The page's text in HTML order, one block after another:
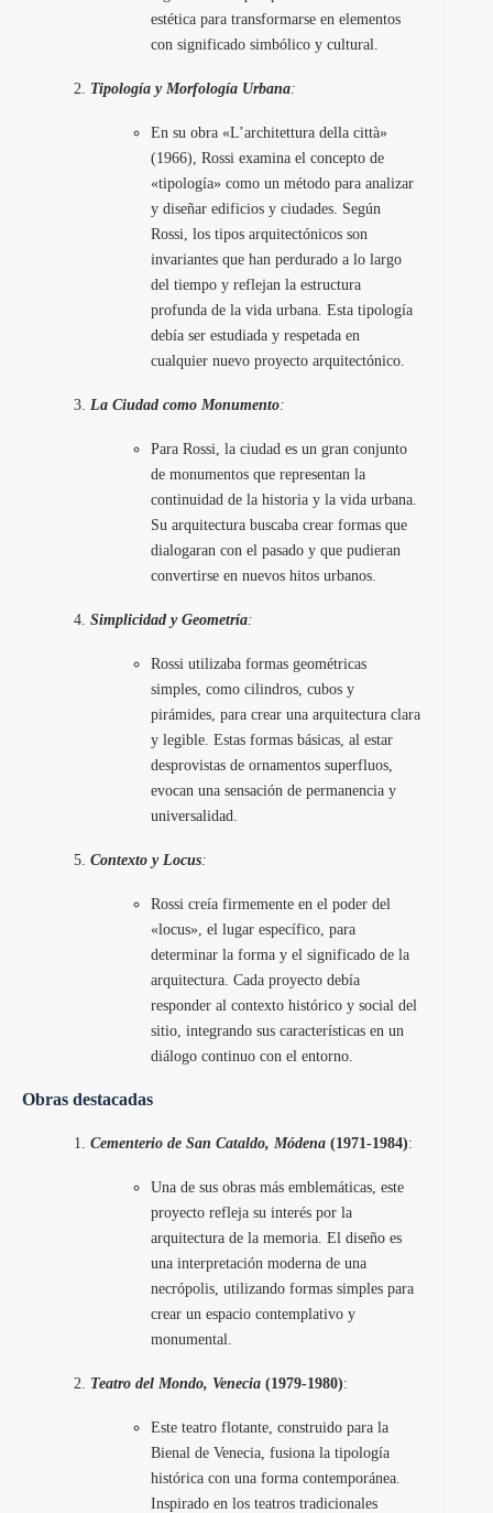
estética para transformarse en elementos
con significado simbólico y cultural.
Tipología y Morfología Urbana:
En su obra «L’architettura della città»
(1966), Rossi examina el concepto de
«tipología» como un método para analizar
y diseñar edificios y ciudades. Según
Rossi, los tipos arquitectónicos son
invariantes que han perdurado a lo largo
del tiempo y reflejan la estructura
profunda de la vida urbana. Esta tipología
debía ser estudiada y respetada en
cualquier nuevo proyecto arquitectónico.
La Ciudad como Monumento:
Para Rossi, la ciudad es un gran conjunto
de monumentos que representan la
continuidad de la historia y la vida urbana.
Su arquitectura buscaba crear formas que
dialogaran con el pasado y que pudieran
convertirse en nuevos hitos urbanos.
Simplicidad y Geometría:
Rossi utilizaba formas geométricas
simples, como cilindros, cubos y
pirámides, para crear una arquitectura clara
y legible. Estas formas básicas, al estar
desprovistas de ornamentos superfluos,
evocan una sensación de permanencia y
universalidad.
Contexto y Locus:
Rossi creía firmemente en el poder del
«locus», el lugar específico, para
determinar la forma y el significado de la
arquitectura. Cada proyecto debía
responder al contexto histórico y social del
sitio, integrando sus características en un
diálogo continuo con el entorno.
Obras destacadas
Cementerio de San Cataldo, Módena(1971-1984):
Una de sus obras más emblemáticas, este
proyecto refleja su interés por la
arquitectura de la memoria. El diseño es
una interpretación moderna de una
necrópolis, utilizando formas simples para
crear un espacio contemplativo y
monumental.
Teatro del Mondo, Venecia (1979-1980):
Este teatro flotante, construido para la
Bienal de Venecia, fusiona la tipología
histórica con una forma contemporánea.
Inspirado en los teatros tradicionales